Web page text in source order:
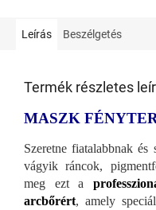
Leírás Beszélgetés
Termék részletes
MASZK
Szeretne fiatalabbnak és
vágyik ráncok,
meg ezt a
arcbőrért, amely